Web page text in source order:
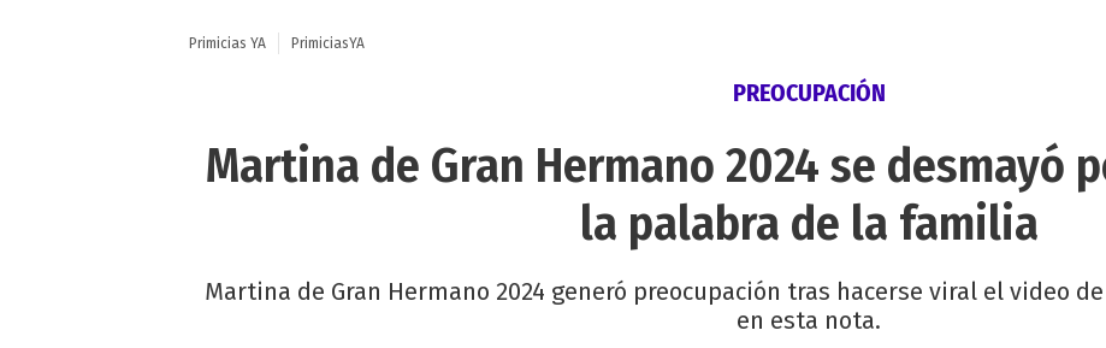
Primicias YA PrimiciasYA
PREOCUPACIÓN
Martina de Gran Hermano 2024 se desmayó
la palabra de la familia
Martina de Gran Hermano 2024 generó preocupación tras hacerse viral el video
en esta nota.